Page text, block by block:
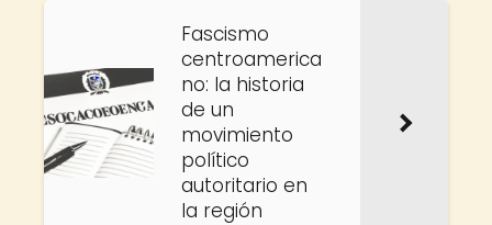
Fascismo
centroamerica
no: la historia
de un
movimiento
político
autoritario en
la región